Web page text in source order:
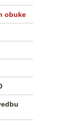
obuke